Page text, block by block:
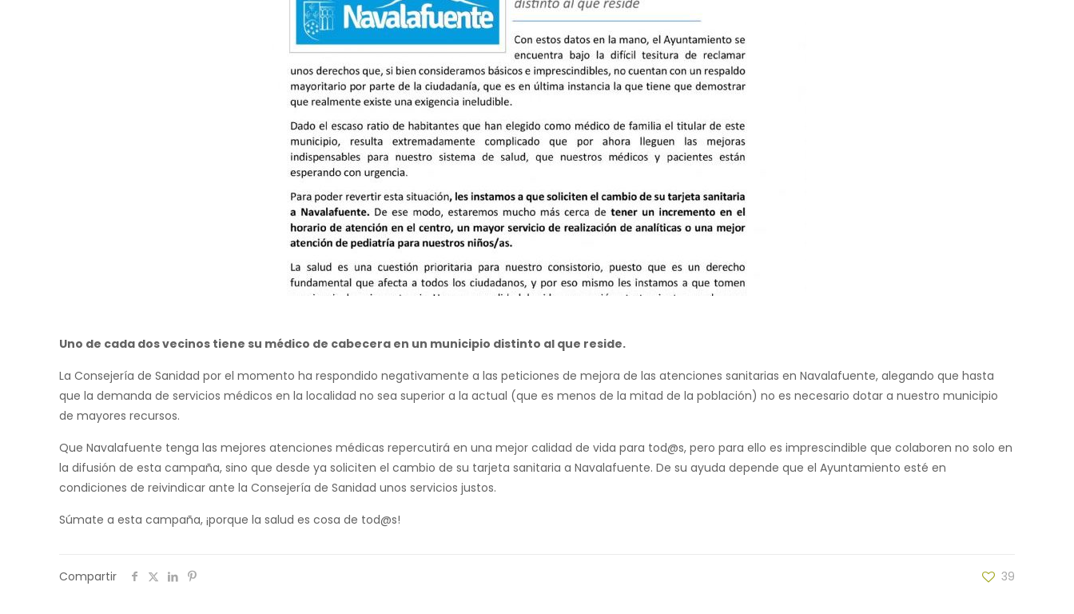
Uno de cada dos vecinos tiene su médico de cabecera en un municipio distinto al que reside.
La Consejería de Sanidad por el momento ha respondido negativamente a las peticiones de mejora de las atenciones sanitarias en Navalafuente, alegando que hasta
que la demanda de servicios médicos en la localidad no sea superior a la actual (que es menos de la mitad de la población) no es necesario dotar a nuestro municipio
de mayores recursos.
Que Navalafuente tenga las mejores atenciones médicas repercutirá en una mejor calidad de vida para tod@s, pero para ello es imprescindible que colaboren no solo en
la difusión de esta campaña, sino que desde ya soliciten el cambio de su tarjeta sanitaria a Navalafuente. De su ayuda depende que el Ayuntamiento esté en
condiciones de reivindicar ante la Consejería de Sanidad unos servicios justos.
Súmate a esta campaña, ¡porque la salud es cosa de tod@s!
Compartir 39